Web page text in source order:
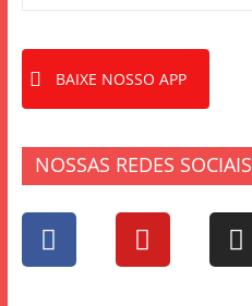
BAIXE NOSSO APP
NOSSAS REDES SOCIAIS